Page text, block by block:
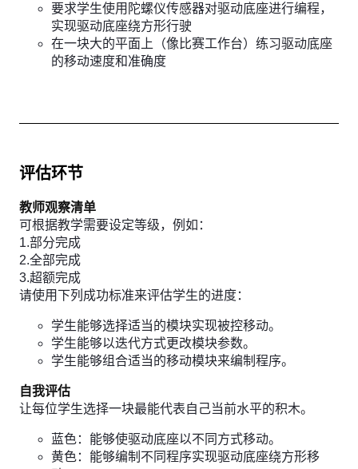
要求学生使用陀螺仪传感器对驱动底座进行编程，
实现驱动底座绕方形行驶
在一块大的平面上（像比赛工作台）练习驱动底座
的移动速度和准确度
评估环节
教师观察清单
可根据教学需要设定等级，例如：
1.部分完成
2.全部完成
3.超额完成
请使用下列成功标准来评估学生的进度：
学生能够选择适当的模块实现被控移动。
学生能够以迭代方式更改模块参数。
学生能够组合适当的移动模块来编制程序。
自我评估
让每位学生选择一块最能代表自己当前水平的积木。
蓝色：能够使驱动底座以不同方式移动。
黄色：能够编制不同程序实现驱动底座绕方形移